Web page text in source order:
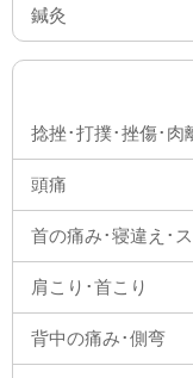
鍼灸
捻挫･打撲･挫傷･肉
頭痛
首の痛み･寝違え･
肩こり･首こり
背中の痛み･側弯